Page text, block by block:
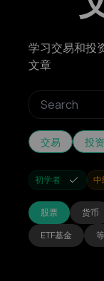
学习交易和投
文章
交易 投资
初学者 中
股票 货币
ETF基金